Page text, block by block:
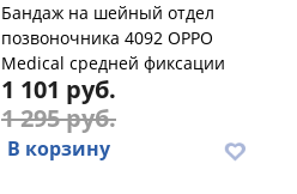
Бандаж на шейный отдел
позвоночника 4092 OPPO
Medical средней фиксации
1 101 руб.
1 295 руб.
В корзину